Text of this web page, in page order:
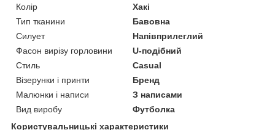
Колір
Хакі
Тип тканини
Бавовна
Силует
Напівприлеглий
Фасон вирізу горловини
U-подібний
Стиль
Casual
Візерунки і принти
Бренд
Малюнки і написи
З написами
Вид виробу
Футболка
Користувальницькі характеристики